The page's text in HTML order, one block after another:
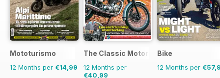
Mototurismo
12 Months per €14,99
The Classic MotorCycle
12 Months per
€40,99
Bike
12 Months per